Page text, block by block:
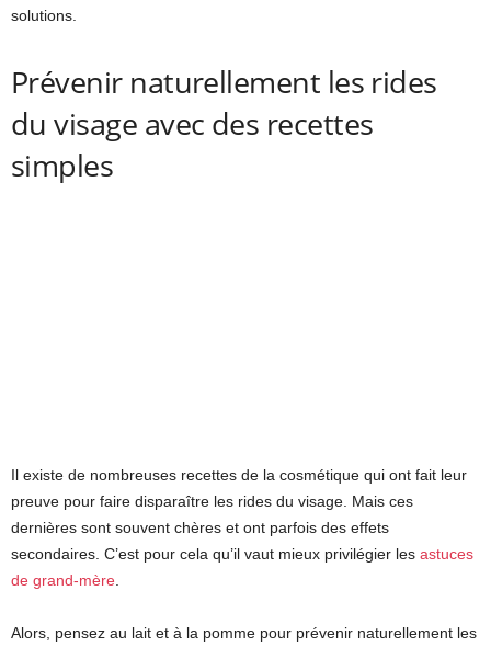
solutions.
Prévenir naturellement les rides
du visage avec des recettes
simples
Il existe de nombreuses recettes de la cosmétique qui ont fait leur
preuve pour faire disparaître les rides du visage. Mais ces
dernières sont souvent chères et ont parfois des effets
secondaires. C’est pour cela qu’il vaut mieux privilégier les astuces
de grand-mère.
Alors, pensez au lait et à la pomme pour prévenir naturellement les